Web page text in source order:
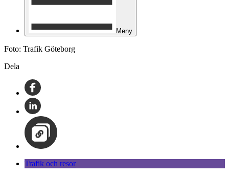
Meny
Foto: Trafik Göteborg
Dela
Trafik och resor